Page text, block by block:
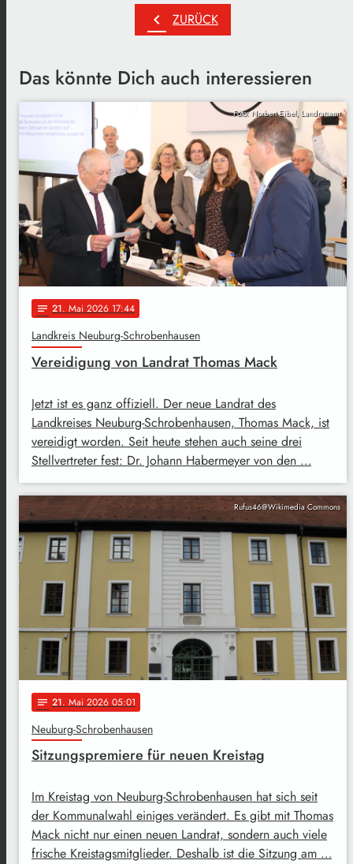
chevron_left ZURÜCK
Das könnte Dich auch interessieren
Foto: Norbert Eibel, Landratsamt
notes 21. Mai 2026 17:44
Landkreis Neuburg-Schrobenhausen
Vereidigung von Landrat Thomas Mack
Jetzt ist es ganz offiziell. Der neue Landrat des
Landkreises Neuburg-Schrobenhausen, Thomas Mack, ist
vereidigt worden. Seit heute stehen auch seine drei
Stellvertreter fest: Dr. Johann Habermeyer von den …
Rufus46@Wikimedia Commons
notes 21. Mai 2026 05:01
Neuburg-Schrobenhausen
Sitzungspremiere für neuen Kreistag
Im Kreistag von Neuburg-Schrobenhausen hat sich seit
der Kommunalwahl einiges verändert. Es gibt mit Thomas
Mack nicht nur einen neuen Landrat, sondern auch viele
frische Kreistagsmitglieder. Deshalb ist die Sitzung am …